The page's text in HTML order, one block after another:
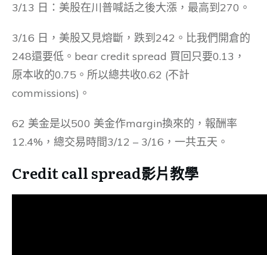
3/13 日：美股在川普喊話之後大漲，最高到270。
3/16 日，美股又見熔斷，跌到242。比我們開倉的
248還要低。bear credit spread 買回只要0.13，
原本收的0.75。所以總共收0.62 (不計
commissions)。
62 美金是以500 美金作margin換來的，報酬率
12.4%，總交易時間3/12 – 3/16，一共五天。
Credit call spread影片教學